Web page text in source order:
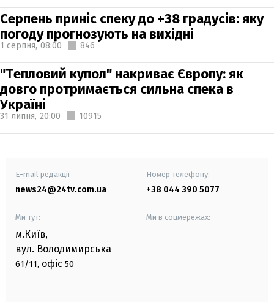
Серпень приніс спеку до +38 градусів: яку
погоду прогнозують на вихідні
1 серпня, 08:00 846
"Тепловий купол" накриває Європу: як
довго протримається сильна спека в
Україні
31 липня, 20:00 10915
E-mail редакції
news24@24tv.com.ua
Номер телефону:
+38 044 390 5077
Ми тут:
м.Київ,
вул. Володимирська
61/11, офіс 50
Ми в соцмережах: